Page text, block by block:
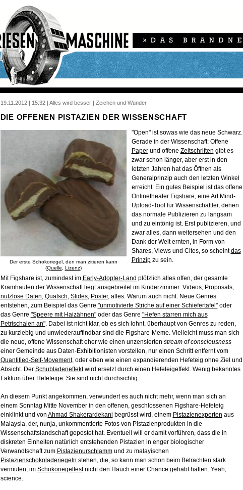
19.11.2012 | 15:32 | Alles wird besser | Zeichen und Wunder
DIE OFFENEN PISTAZIEN DER WISSENSCHAFT
Der erste Schokoriegel, den man zitieren kann
(Quelle Lizenz)
"Open" ist sowas wie das neue Schwarz.
Gerade in der Wissenschaft: Offene
Paperund offene Zeitschriften gibt es
zwar schon länger, aber erst in den
letzten Jahren hat das Öffnen als
Generalprinzip auch den letzten Winkel
erreicht. Ein gutes Beispiel ist das offene
Onlinetheater Figshare, eine Art Mind-
Upload-Tool für Wissenschaftler, denen
das normale Publizieren zu langsam
und zu eintönig ist. Erst publizieren, und
zwar alles, dann weitersehen und den
Dank der Welt ernten, in Form von
Shares, Views und Cites, so scheintdas
Prinzipzu sein.
Mit Figshare ist, zumindest im Early-Adopter-Land plötzlich alles offen, der gesamte
Kramhaufen der Wissenschaft liegt ausgebreitet im Kinderzimmer: Videos, Proposals,
nutzlose Daten, Quatsch, Slides, Poster, alles. Warum auch nicht. Neue Genres
entstehen, zum Beispiel das Genre "unmotivierte Striche auf einer Schiefertafel"oder
das Genre "Speere mit Haizähnen"oder das Genre "Hefen starren mich aus
Petrischalen an". Dabei ist nicht klar, ob es sich lohnt, überhaupt von Genres zu reden,
zu kurzlebig und unwiederauffindbar sind die Figshare-Meme. Vielleicht muss man sich
die neue, offene Wissenschaft eher wie einen unzensierten stream of consciousness
einer Gemeinde aus Daten-Exhibitionisten vorstellen, nur einen Schritt entfernt vom
Quantified-Self-Movement, oder eben wie einen expandierenden Hefeteig ohne Ziel und
Absicht. Der Schubladeneffektwird ersetzt durch einen Hefeteigeffekt. Wenig bekanntes
Faktum über Hefeteige: Sie sind nicht durchsichtig.
An diesem Punkt angekommen, verwundert es auch nicht mehr, wenn man sich an
einem Sonntag Mitte November in den offenen, geschlossenen Figshare-Hefeteig
einklinkt und von Ahmad Shakerardekani begrüsst wird, einem Pistazienexperten aus
Malaysia, der, nunja, unkommentierte Fotos von Pistazienprodukten in die
Wissenschaftslandschaft gepostet hat. Eventuell will er damit vorführen, dass die in
diskreten Einheiten natürlich entstehenden Pistazien in enger biologischer
Verwandtschaft zum Pistazienurschlammund zu malayischen
Pistazienschokoladeriegeln stehen, die, so kann man schon beim Betrachten stark
vermuten, im Schokoriegeltestnicht den Hauch einer Chance gehabt hätten. Yeah,
science.